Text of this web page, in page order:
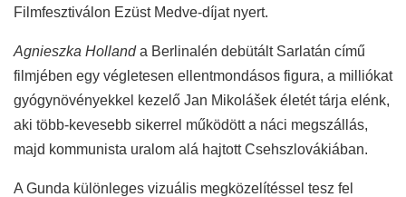
Filmfesztiválon Ezüst Medve-díjat nyert.
Agnieszka Hollanda Berlinalén debütált Sarlatán című
filmjében egy végletesen ellentmondásos figura, a milliókat
gyógynövényekkel kezelő Jan Mikolášek életét tárja elénk,
aki több-kevesebb sikerrel működött a náci megszállás,
majd kommunista uralom alá hajtott Csehszlovákiában.
A Gunda különleges vizuális megközelítéssel tesz fel